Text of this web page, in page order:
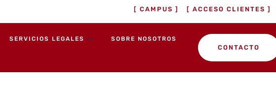
[ CAMPUS ] [ ACCESO CLIENTES ]
SERVICIOS LEGALES SOBRE NOSOTROS
CONTACTO